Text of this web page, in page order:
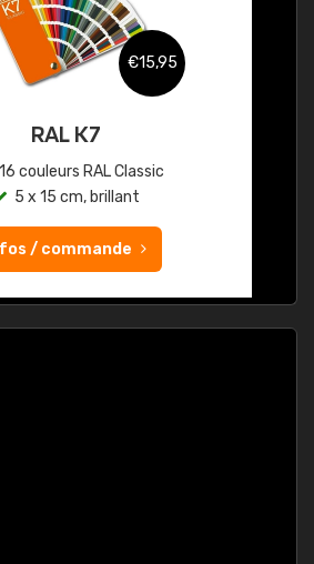
€15,95
RAL K7
couleurs RAL Classic
5 x 15 cm, brillant
/ commande